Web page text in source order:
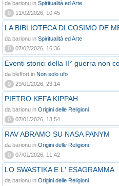
da barionu in Spiritualità ed Arte
0
11/02/2026, 10:45
LA BIBLIOTECA DI COSIMO DE
da barionu in Spiritualità ed Arte
0
07/02/2026, 16:36
Eventi storici della II° guerra non
da bleffort in Non solo ufo
0
29/01/2026, 23:14
PIETRO KEFA KIPPAH
da barionu in Origini delle Religioni
0
07/01/2026, 13:54
RAV ABRAMO SU NASA PANYM
da barionu in Origini delle Religioni
0
07/01/2026, 11:42
LO SWASTIKA E L' ESAGRAMMA
da barionu in Origini delle Religioni